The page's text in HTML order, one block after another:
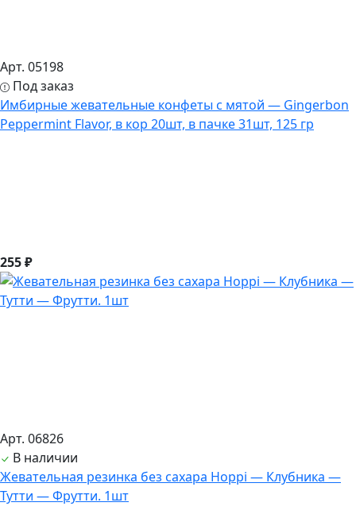
Арт. 05198
Под заказ
Имбирные жевательные конфеты с мятой — Gingerbon
Peppermint Flavor, в кор 20шт, в пачке 31шт, 125 гр
255 ₽
Арт. 06826
В наличии
Жевательная резинка без сахара Hoppi — Клубника —
Тутти — Фрутти. 1шт